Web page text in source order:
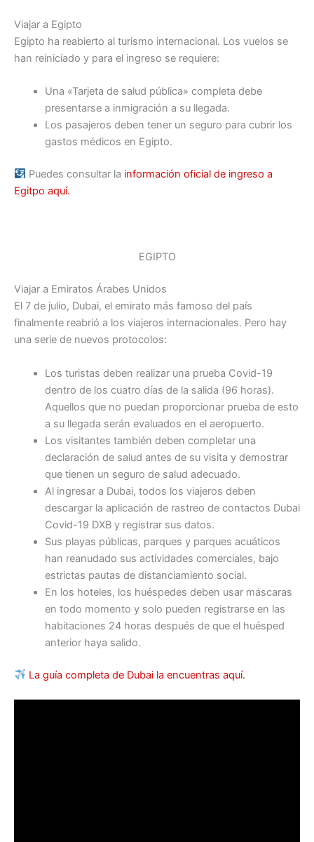
Viajar a Egipto
Egipto ha reabierto al turismo internacional. Los vuelos se
han reiniciado y para el ingreso se requiere:
Una «Tarjeta de salud pública» completa debe
presentarse a inmigración a su llegada.
Los pasajeros deben tener un seguro para cubrir los
gastos médicos en Egipto.
Puedes consultar la información oficial de ingreso a
Egitpo aquí.
EGIPTO
Viajar a Emiratos Árabes Unidos
El 7 de julio, Dubai, el emirato más famoso del país
finalmente reabrió a los viajeros internacionales. Pero hay
una serie de nuevos protocolos:
Los turistas deben realizar una prueba Covid-19
dentro de los cuatro días de la salida (96 horas).
Aquellos que no puedan proporcionar prueba de esto
a su llegada serán evaluados en el aeropuerto.
Los visitantes también deben completar una
declaración de salud antes de su visita y demostrar
que tienen un seguro de salud adecuado.
Al ingresar a Dubai, todos los viajeros deben
descargar la aplicación de rastreo de contactos Dubai
Covid-19 DXB y registrar sus datos.
Sus playas públicas, parques y parques acuáticos
han reanudado sus actividades comerciales, bajo
estrictas pautas de distanciamiento social.
En los hoteles, los huéspedes deben usar máscaras
en todo momento y solo pueden registrarse en las
habitaciones 24 horas después de que el huésped
anterior haya salido.
La guía completa de Dubai la encuentras aquí.